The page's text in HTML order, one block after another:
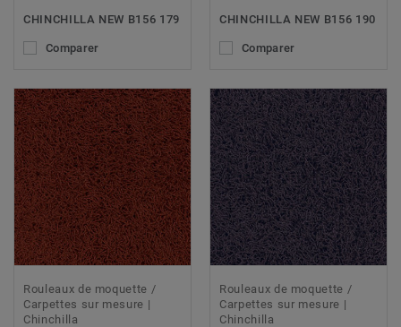
CHINCHILLA NEW B156 179
Comparer
CHINCHILLA NEW B156 190
Comparer
Rouleaux de moquette /
Carpettes sur mesure |
Chinchilla
Rouleaux de moquette /
Carpettes sur mesure |
Chinchilla